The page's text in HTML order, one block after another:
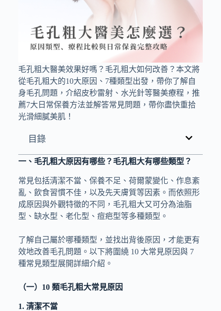
毛孔粗大醫美效果好嗎？ 毛孔粗大如何改善？本文將
從毛孔粗大的10大原因、7種類型出發，帶你了解自
身毛孔問題，介紹皮秒雷射、水光針等醫美療程，推
薦7大日常保養方法並解答常見問題，帶你盡快重拾
光滑細膩美肌！
目錄
一、毛孔粗大原因有哪些？毛孔粗大有哪些類型？
常見包括清潔不當、保養不足、荷爾蒙變化、作息紊
亂、飲食習慣不佳，以及先天膚質等因素。而依照形
成原因與外觀特徵的不同，毛孔粗大又可分為油脂
型、缺水型、老化型、痘疤型等多種類型。
了解自己屬於哪種類型，並找出背後原因，才能更有
效地改善毛孔問題。以下將圍繞 10 大常見原因與 7
種常見類型展開詳細介紹。
（一）10 類毛孔粗大常見原因
1. 清潔不當